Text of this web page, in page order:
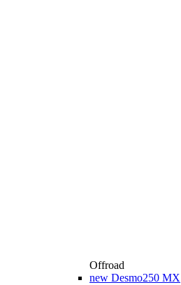
Offroad
new Desmo250 MX